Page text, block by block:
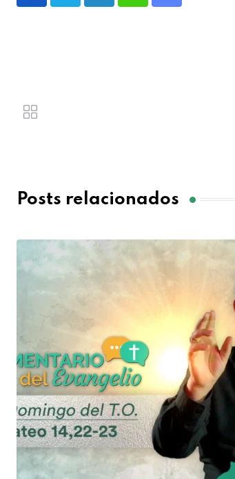
Posts relacionados